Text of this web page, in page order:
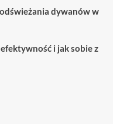
dywanów w
efektywność i jak sobie z